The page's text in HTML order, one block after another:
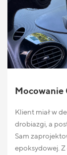
Mocowanie
Klient miał w
drobiazgi, a
Sam
epoksydowej.